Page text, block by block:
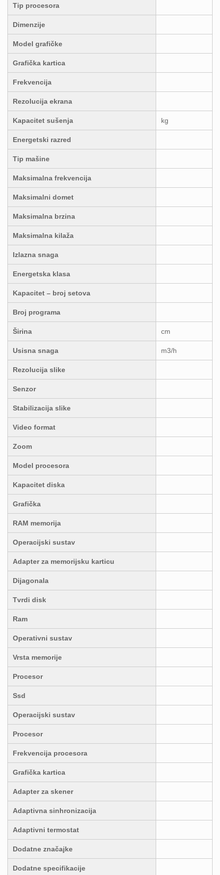
Tip procesora
Dimenzije
Model grafičke
Grafička kartica
Frekvencija
Rezolucija ekrana
Kapacitet sušenja kg
Energetski razred
Tip mašine
Maksimalna frekvencija
Maksimalni domet
Maksimalna brzina
Maksimalna kilaža
Izlazna snaga
Energetska klasa
Kapacitet – broj setova
Broj programa
Širina cm
Usisna snaga m3/h
Rezolucija slike
Senzor
Stabilizacija slike
Video format
Zoom
Model procesora
Kapacitet diska
Grafička
RAM memorija
Operacijski sustav
Adapter za memorijsku karticu
Dijagonala
Tvrdi disk
Ram
Operativni sustav
Vrsta memorije
Procesor
Ssd
Operacijski sustav
Procesor
Frekvencija procesora
Grafička kartica
Adapter za skener
Adaptivna sinhronizacija
Adaptivni termostat
Dodatne značajke
Dodatne specifikacije